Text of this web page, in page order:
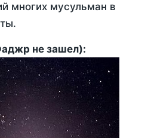
многих мусульман в
не зашел):